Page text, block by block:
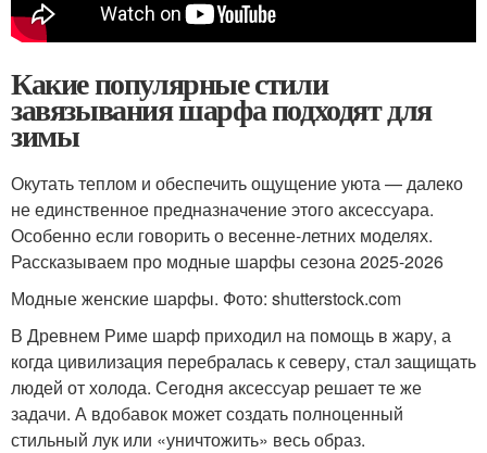
Какие популярные стили
завязывания шарфа подходят для
зимы
Окутать теплом и обеспечить ощущение уюта — далеко
не единственное предназначение этого аксессуара.
Особенно если говорить о весенне-летних моделях.
Рассказываем про модные шарфы сезона 2025-2026
Модные женские шарфы. Фото: shutterstock.com
В Древнем Риме шарф приходил на помощь в жару, а
когда цивилизация перебралась к северу, стал защищать
людей от холода. Сегодня аксессуар решает те же
задачи. А вдобавок может создать полноценный
стильный лук или «уничтожить» весь образ.